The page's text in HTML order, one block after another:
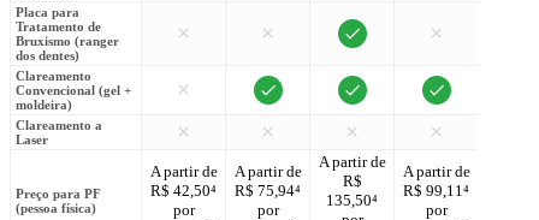
Placa para
Tratamento de
Bruxismo (ranger
dos dentes)
× × ×
Clareamento
Convencional (gel +
moldeira)
×
Clareamento a
Laser
× × × ×
Preço para PF
(pessoa física)
A partir de
R$ 42,50⁴
por
A partir de
R$ 75,94⁴
por
A partir de
R$
135,50⁴
A partir de
R$ 99,11⁴
por